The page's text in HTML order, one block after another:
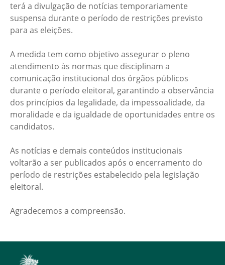
terá a divulgação de notícias temporariamente
suspensa durante o período de restrições previsto
para as eleições.
A medida tem como objetivo assegurar o pleno
atendimento às normas que disciplinam a
comunicação institucional dos órgãos públicos
durante o período eleitoral, garantindo a observância
dos princípios da legalidade, da impessoalidade, da
moralidade e da igualdade de oportunidades entre os
candidatos.
As notícias e demais conteúdos institucionais
voltarão a ser publicados após o encerramento do
período de restrições estabelecido pela legislação
eleitoral.
Agradecemos a compreensão.